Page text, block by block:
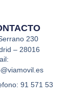
230
– 28016
91 571 53